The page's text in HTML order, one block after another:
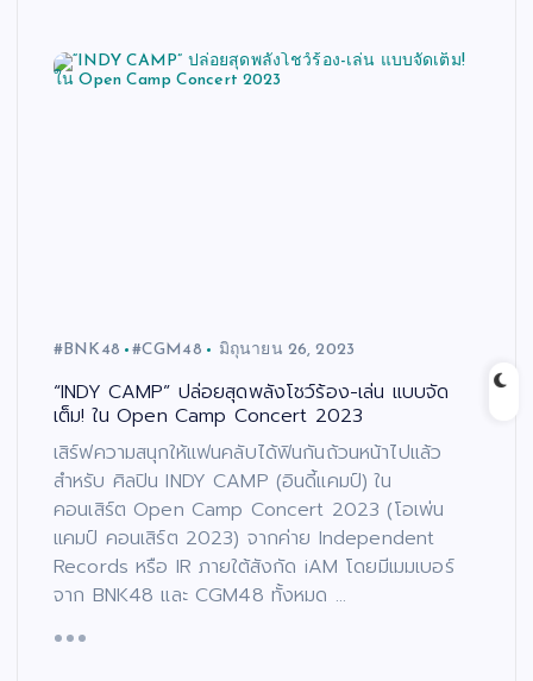
#BNK48 #CGM48 มิถุนายน 26, 2023
“INDY CAMP” ปล่อยสุดพลังโชว์ร้อง-เล่น แบบจัด
เต็ม! ใน Open Camp Concert 2023
เสิร์ฟความสนุกให้แฟนคลับได้ฟินกันถ้วนหน้าไปแล้ว
สำหรับ ศิลปิน INDY CAMP (อินดี้แคมป์) ใน
คอนเสิร์ต Open Camp Concert 2023 (โอเพ่น
แคมป์ คอนเสิร์ต 2023) จากค่าย Independent
Records หรือ IR ภายใต้สังกัด iAM โดยมีเมมเบอร์
จาก BNK48 และ CGM48 ทั้งหมด …